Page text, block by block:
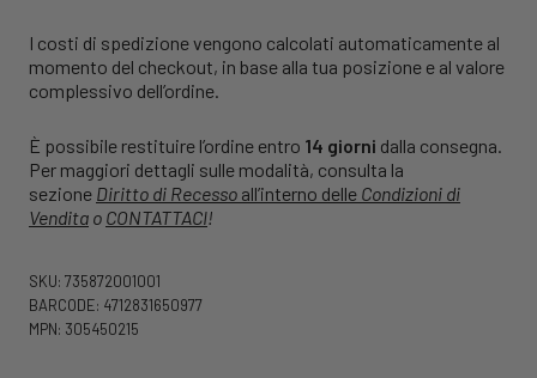
I costi di spedizione vengono calcolati automaticamente al
momento del checkout, in base alla tua posizione e al valore
complessivo dell’ordine.
È possibile restituire l’ordine entro 14 giorni dalla consegna.
Per maggiori dettagli sulle modalità, consulta la
sezione Diritto di Recesso all’interno delle Condizioni di
Vendita o CONTATTACI!
SKU: 735872001001
BARCODE: 4712831650977
MPN: 305450215